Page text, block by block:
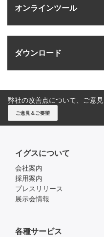
オンラインツール
ダウンロード
弊社の改善点について、ご意見
ご意見＆ご要望
イグスについて
会社案内
採用案内
プレスリリース
展示会情報
各種サービス